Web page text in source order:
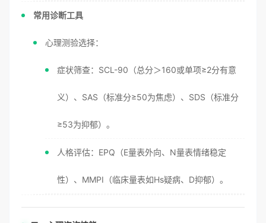
常用诊断工具
心理测验选择：
症状筛查：SCL-90（总分＞160或单项≥2分有意
义）、SAS（标准分≥50为焦虑）、SDS（标准分
≥53为抑郁）。
人格评估：EPQ（E量表外向、N量表情绪稳定
性）、MMPI（临床量表如Hs疑病、D抑郁）。